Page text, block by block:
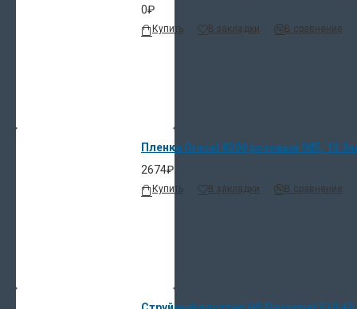
0₽
Купить В закладки В сравнение
Пленка Oracal 8300 розовый 085,
2674₽
Купить В закладки В сравнение